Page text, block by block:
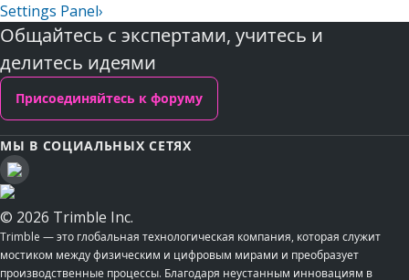
Settings Panel›
Общайтесь с экспертами, учитесь и
делитесь идеями
Присоединяйтесь к форуму
МЫ В СОЦИАЛЬНЫХ СЕТЯХ
© 2026 Trimble Inc.
Trimble — это глобальная технологическая компания, которая служит
мостиком между физическим и цифровым мирами и преобразует
производственные процессы. Благодаря неустанным инновациям в